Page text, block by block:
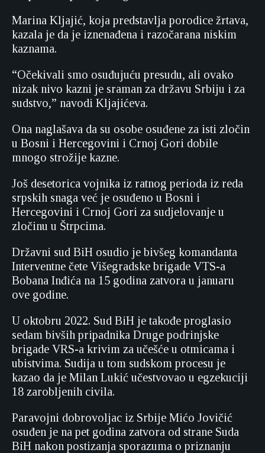
Marina Kljajić, koja predstavlja porodice žrtava,
kazala je da je iznenađena i razočarana niskim
kaznama.
“Očekivali smo osuđujuću presudu, ali ovako
nizak nivo kazni je sraman za državu Srbiju i za
sudstvo,” navodi Kljajićeva.
Ona naglašava da su osobe osuđene za isti zločin
u Bosni i Hercegovini i Crnoj Gori dobile
mnogo strožije kazne.
Još desetorica vojnika iz ratnog perioda iz reda
srpskih snaga već je osuđeno u Bosni i
Hercegovini i Crnoj Gori za sudjelovanje u
zločinu u Štrpcima.
Državni sud BiH osudio je bivšeg komandanta
Interventne čete Višegradske brigade VTS-a
Bobana Inđića na 15 godina zatvora u januaru
ove godine.
U oktobru 2022. Sud BiH je takođe proglasio
sedam bivših pripadnika Druge podrinjske
brigade VRS-a krivim za učešće u otmicama i
ubistvima. Sudija u tom sudskom procesu je
kazao da je Milan Lukić učestvovao u egzekuciji
18 zarobljenih civila.
Paravojni dobrovoljac iz Srbije Mićo Jovičić
osuđen je na pet godina zatvora od strane Suda
BiH nakon postizanja sporazuma o priznanju